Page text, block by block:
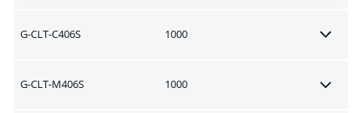
G-CLT-C406S 1000
G-CLT-M406S 1000